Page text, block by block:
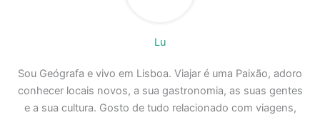
Lu
Sou Geógrafa e vivo em Lisboa. Viajar é uma Paixão, adoro
conhecer locais novos, a sua gastronomia, as suas gentes
e a sua cultura. Gosto de tudo relacionado com viagens,